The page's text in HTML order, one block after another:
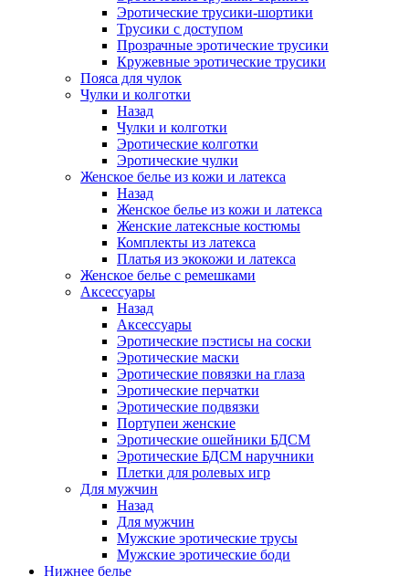
Эротические трусики-шортики
Трусики с доступом
Прозрачные эротические трусики
Кружевные эротические трусики
Пояса для чулок
Чулки и колготки
Назад
Чулки и колготки
Эротические колготки
Эротические чулки
Женское белье из кожи и латекса
Назад
Женское белье из кожи и латекса
Женские латексные костюмы
Комплекты из латекса
Платья из экокожи и латекса
Женское белье с ремешками
Аксессуары
Назад
Аксессуары
Эротические пэстисы на соски
Эротические маски
Эротические повязки на глаза
Эротические перчатки
Эротические подвязки
Портупеи женские
Эротические ошейники БДСМ
Эротические БДСМ наручники
Плетки для ролевых игр
Для мужчин
Назад
Для мужчин
Мужские эротические трусы
Мужские эротические боди
Нижнее белье